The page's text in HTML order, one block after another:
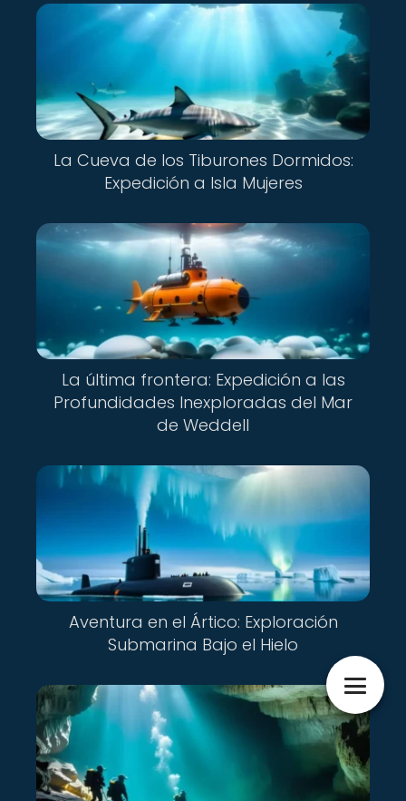
La Cueva de los Tiburones Dormidos:
Expedición a Isla Mujeres
La última frontera: Expedición a las
Profundidades Inexploradas del Mar
de Weddell
Aventura en el Ártico: Exploración
Submarina Bajo el Hielo